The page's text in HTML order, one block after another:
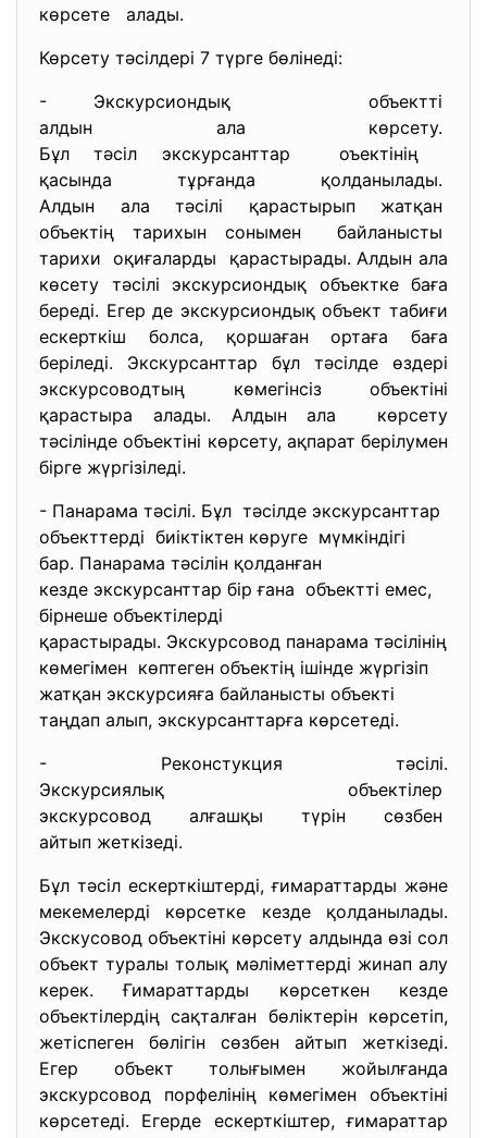
көрсете алады.
Көрсету тәсілдері 7 түрге бөлінеді:
- Экскурсиондық объектті
алдын ала көрсету.
Бұл тәсіл экскурсанттар оъектінің
қасында тұрғанда қолданылады.
Алдын ала тәсілі қарастырып жатқан
объектің тарихын сонымен байланысты
тарихи оқиғаларды қарастырады. Алдын ала
көсету тәсілі экскурсиондық объектке баға
береді. Егер де экскурсиондық объект табиғи
ескерткіш болса, қоршаған ортаға баға
беріледі. Экскурсанттар бұл тәсілде өздері
экскурсоводтың көмегінсіз объектіні
қарастыра алады. Алдын ала көрсету
тәсілінде объектіні көрсету, ақпарат берілумен
бірге жүргізіледі.
- Панарама тәсілі. Бұл тәсілде экскурсанттар
объекттерді биіктіктен көруге мүмкіндігі
бар. Панарама тәсілін қолданған
кезде экскурсанттар бір ғана объектті емес,
бірнеше объектілерді
қарастырады. Экскурсовод панарама тәсілінің
көмегімен көптеген объектің ішінде жүргізіп
жатқан экскурсияға байланысты объекті
таңдап алып, экскурсанттарға көрсетеді.
- Реконстукция тәсілі.
Экскурсиялық объектілер
экскурсовод алғашқы түрін сөзбен
айтып жеткізеді.
Бұл тәсіл ескерткіштерді, ғимараттарды және
мекемелерді көрсетке кезде қолданылады.
Экскусовод объектіні көрсету алдында өзі сол
объект туралы толық мәліметтерді жинап алу
керек. Ғимараттарды көрсеткен кезде
объектілердің сақталған бөліктерін көрсетіп,
жетіспеген бөлігін сөзбен айтып жеткізеді.
Егер объект толығымен жойылғанда
экскурсовод порфелінің көмегімен объектіні
көрсетеді. Егерде ескерткіштер, ғимараттар